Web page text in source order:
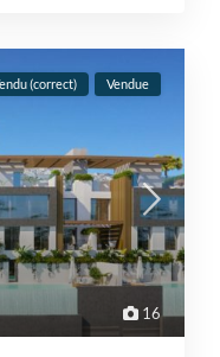
16
(correct) Vendue